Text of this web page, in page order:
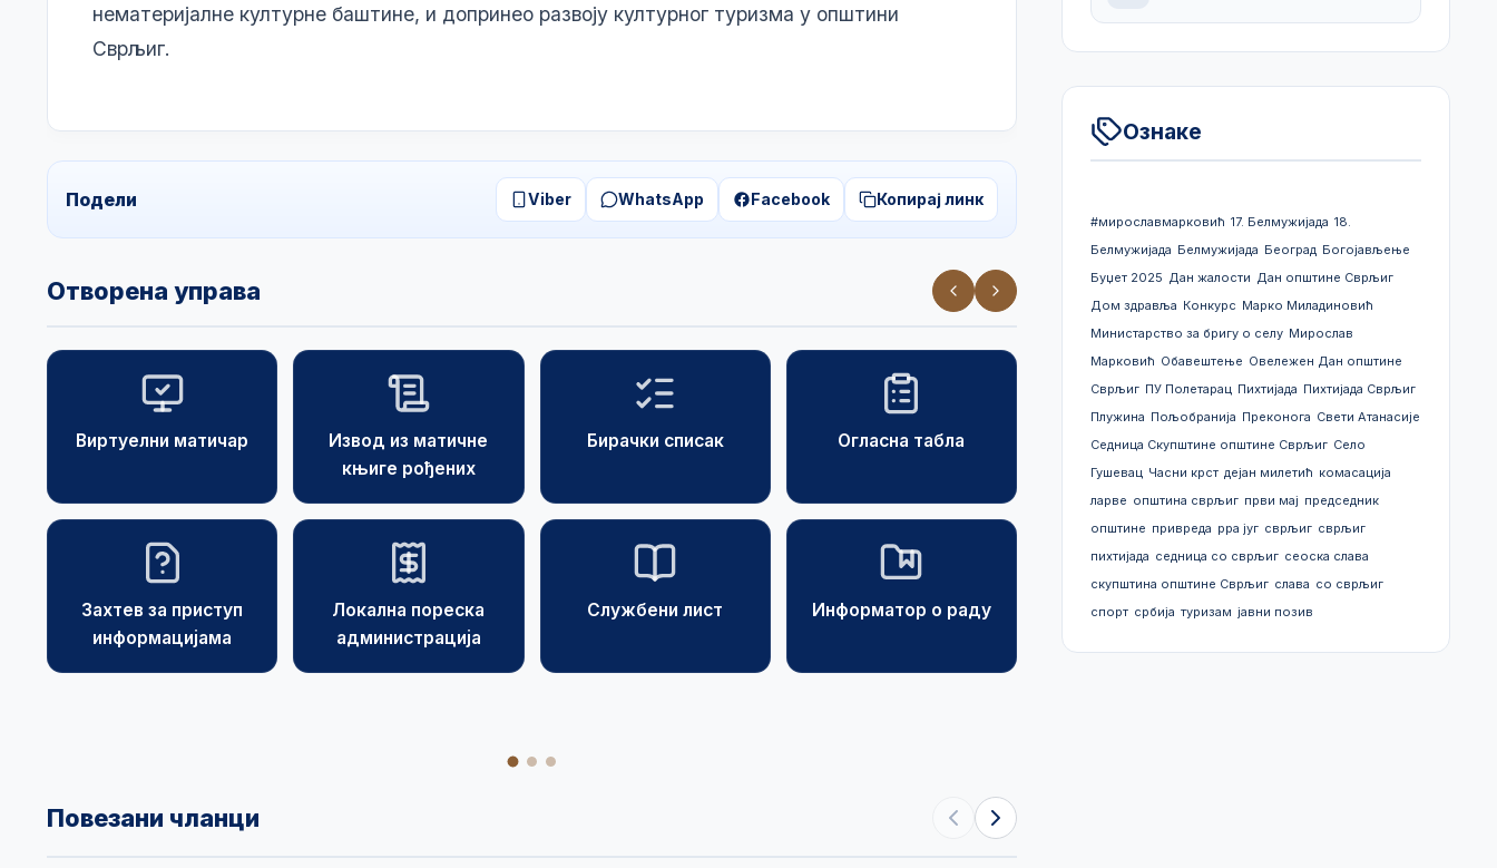
нематеријалне културне баштине, и допринео развоју културног туризма у општини
Сврљиг.
Подели Viber WhatsApp Facebook Копирај линк
Отворена управа
Виртуелни матичар
Извод из матичне
књиге рођених
Бирачки списак Огласна табла
Захтев за приступ
информацијама
Локална пореска
администрација
Службени лист Информатор о раду
Јавне расправе Скупштинске
План генералне
Повезани чланци
Ознаке
#мирославмарковић 17. Белмужијада 18.
Белмужијада Белмужијада Београд Богојављење
Буџет 2025 Дан жалости Дан општине Сврљиг
Дом здравља Конкурс Марко Миладиновић
Министарство за бригу о селу Мирослав
Марковић Обавештење Овележен Дан општине
Сврљиг ПУ Полетарац Пихтијада Пихтијада Сврљиг
Плужина Пољобранија Преконога Свети Атанасије
Седница Скупштине општине Сврљиг Село
Гушевац Часни крст дејан милетић комасација
ларве општина сврљиг први мај председник
општине привреда рра југ сврљиг сврљиг
пихтијада седница со сврљиг сеоска слава
скупштина општине Сврљиг слава со сврљиг
спорт србија туризам јавни позив